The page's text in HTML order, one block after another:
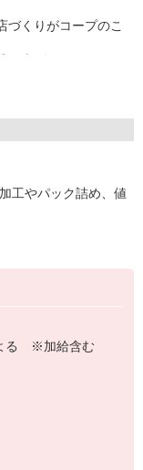
づくりがコープのこ
！
工やパック詰め、値
、値付け、陳列。時
安心ください！
てお仕事スタート出
る ※加給含む